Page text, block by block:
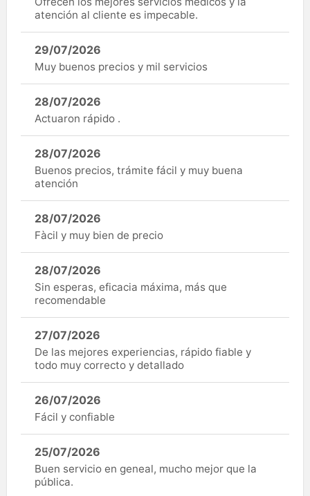
atención al cliente es impecable.
29/07/2026
Muy buenos precios y mil servicios
28/07/2026
Actuaron rápido .
28/07/2026
Buenos precios, trámite fácil y muy buena
atención
28/07/2026
Fàcil y muy bien de precio
28/07/2026
Sin esperas, eficacia máxima, más que
recomendable
27/07/2026
De las mejores experiencias, rápido fiable y
todo muy correcto y detallado
26/07/2026
Fácil y confiable
25/07/2026
Buen servicio en geneal, mucho mejor que la
pública.